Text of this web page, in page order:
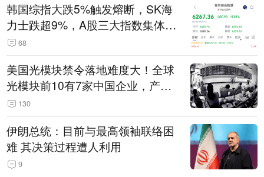
韩国综指大跌5%触发熔断，SK海
力士跌超9%，A股三大指数集体低
开 68
美国光模块禁令落地难度大！全球
光模块前10有7家中国企业，产业
界人士：想“脱钩”并不容易
130
伊朗总统：目前与最高领袖联络困
难 其决策过程遭人利用
9